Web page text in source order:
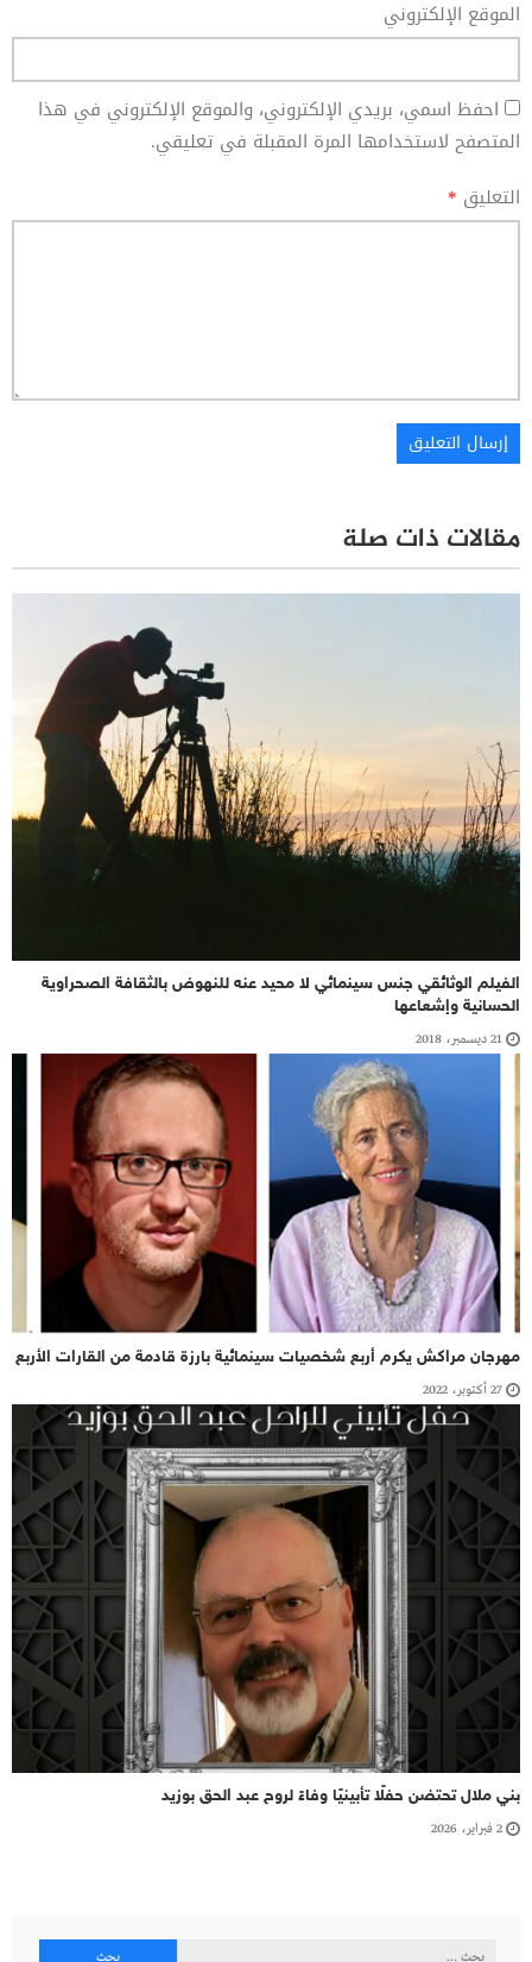
الموقع الإلكتروني
احفظ اسمي، بريدي الإلكتروني، والموقع الإلكتروني في هذا
المتصفح لاستخدامها المرة المقبلة في تعليقي.
التعليق *
مقالات ذات صلة
الفيلم الوثائقي جنس سينمائي لا محيد عنه للنهوض بالثقافة الصحراوية
الحسانية وإشعاعها
21 ديسمبر، 2018
مهرجان مراكش يكرم أربع شخصيات سينمائية بارزة قادمة من القارات الأربع
27 أكتوبر، 2022
بني ملال تحتضن حفلًا تأبينيًا وفاءً لروح عبد الحق بوزيد
2 فبراير، 2026
البحث